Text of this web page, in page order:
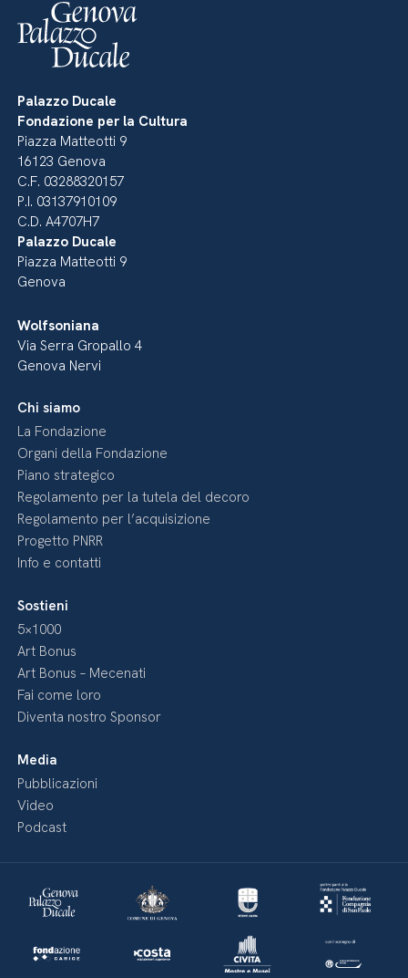
Palazzo Ducale
Fondazione per la Cultura
Piazza Matteotti 9
16123 Genova
C.F. 03288320157
P.I. 03137910109
C.D. A4707H7
Palazzo Ducale
Piazza Matteotti 9
Genova
Wolfsoniana
Via Serra Gropallo 4
Genova Nervi
Chi siamo
La Fondazione
Organi della Fondazione
Piano strategico
Regolamento per la tutela del decoro
Regolamento per l’acquisizione
Progetto PNRR
Info e contatti
Sostieni
5×1000
Art Bonus
Art Bonus – Mecenati
Fai come loro
Diventa nostro Sponsor
Media
Pubblicazioni
Video
Podcast